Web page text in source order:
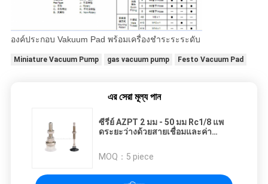
องค์ประกอบ Vakuum Pad พร้อมเครื่องชําระระระดับ
Miniature Vacuum Pump gas vacuum pump Festo Vacuum Pad
এর সেরা মূল্য পান
ซีรี่ย์ AZPT 2 มม - 50 มม Rc1/8 แพ
ดระยะว่างด้วยสายเชื่อมและค่า
MOQ： 5 piece